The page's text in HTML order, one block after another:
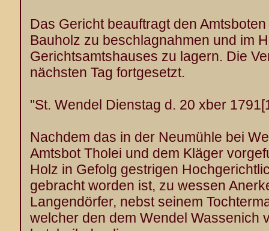
Das Gericht beauftragt den
Bauholz zu beschlagnahmen und im
Gerichtsamtshauses zu lagern. Die
nächsten Tag fortgesetzt.
"St. Wendel Dienstag d. 20 xber 1791
Nachdem das in der Neumühle bei
Amtsbot Tholei und dem Kläger
Holz in Gefolg gestrigen
gebracht worden ist, zu wessen
Langendörfer, nebst seinem
welcher den dem Wendel Wassenich